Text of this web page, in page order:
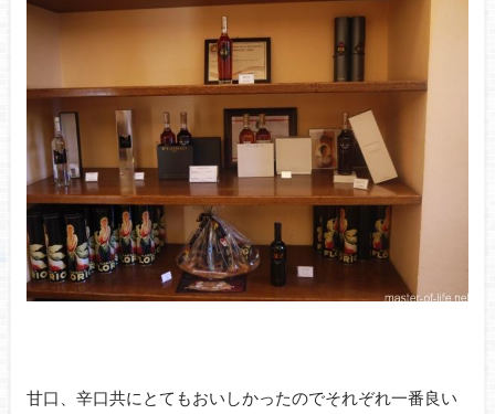
甘口、辛口共にとてもおいしかったのでそれぞれ一番良い